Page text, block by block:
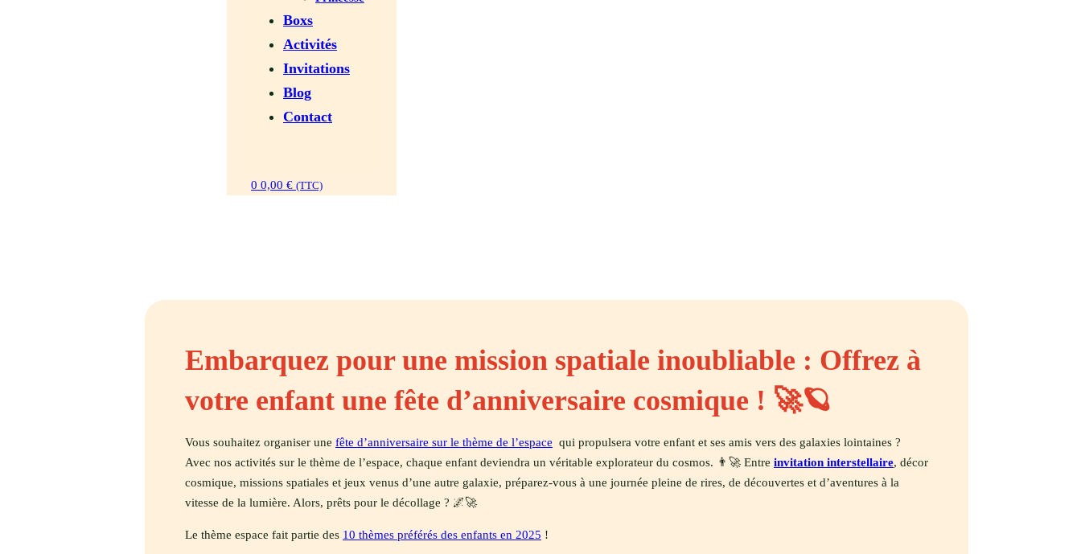
Boxs
Activités
Invitations
Blog
Contact
0 0,00 € (TTC)
Embarquez pour une mission spatiale inoubliable : Offrez à
votre enfant une fête d’anniversaire cosmique ! 🚀🪐​
Vous souhaitez organiser une fête d’anniversaire sur le thème de l’espace qui propulsera votre enfant et ses amis vers des galaxies lointaines ?
Avec nos activités sur le thème de l’espace, chaque enfant deviendra un véritable explorateur du cosmos. 👨‍🚀 Entre invitation interstellaire, décor
cosmique, missions spatiales et jeux venus d’une autre galaxie, préparez-vous à une journée pleine de rires, de découvertes et d’aventures à la
vitesse de la lumière. Alors, prêts pour le décollage ? 🌌🚀
Le thème espace fait partie des 10 thèmes préférés des enfants en 2025 !